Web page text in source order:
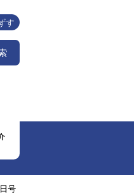
す
号